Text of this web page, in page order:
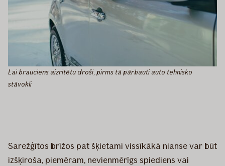
Lai brauciens aizritētu droši, pirms tā pārbauti auto tehnisko
stāvokli
Sarežģītos brīžos pat šķietami vissīkākā nianse var būt
izšķiroša, piemēram, nevienmērīgs spiediens vai